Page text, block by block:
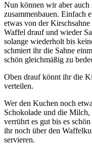
Nun können wir aber auch
zusammenbauen. Einfach
etwas von der
Waffel drauf und wieder
solange wiederholt bis
schmiert ihr die Sahne
schön gleichmäßig zu
Oben drauf könnt ihr die
verteilen.
Wer den Kuchen noch
Schokolade und die
verrührt es gut bis es
ihr noch über den
servieren.